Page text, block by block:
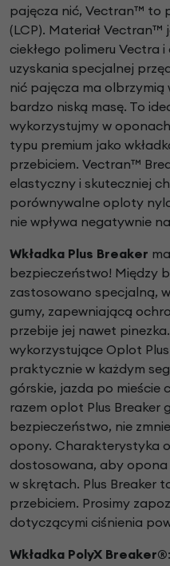
pajęcza nić, Vectran™ to
(LCP). Materiał Vectran™
ciekłego polimeru Vectra i
uzyskania specjalnej
nić pajęcza ma olbrzymią
bardzo niską masę. To
wykorzystujmy w oponach
typu premium jako
przebiciem. Vectran™
elastyczny i skuteczniej
porównywalne oploty
nie wpływa negatywnie
Wkładka Plus Breaker
bezpieczeństwo! Między
zastosowano specjalną,
gumy, zapewniającą
przebije jej nawet
wykorzystujące Oplot
praktycznie w każdym
górskie, jazda po mieście
razem oplot Plus Breaker
bezpieczeństwo, nie
opony. Charakterystyka
dostosowana, aby opona
w skrętach. Plus Breaker
przebiciem. Prosimy
dotyczącymi ciśnienia
Wkładka PolyX Breaker®: